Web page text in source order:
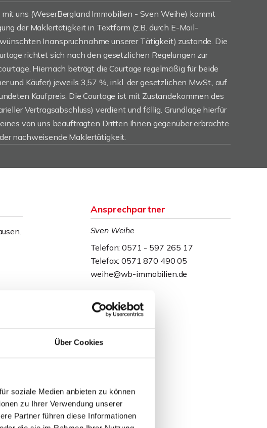
Über Cookies
soziale Medien anbieten zu können
zu Ihrer Verwendung unserer
Partner führen diese Informationen
mit uns (WeserBergland Immobilien - Sven Weihe) kommt
der Maklertätigkeit in Textform (z.B. durch E-Mail-
Inanspruchnahme unserer Tätigkeit) zustande. Die
richtet sich nach den gesetzlichen Regelungen zur
Hiernach beträgt die Courtage regelmäßig für beide
und Käufer) jeweils 3,57 %, inkl. der gesetzlichen MwSt., auf
Kaufpreis. Die Courtage ist mit Zustandekommen des
Vertragsabschluss) verdient und fällig. Grundlage hierfür
von uns beauftragten Dritten Ihnen gegenüber erbrachte
nachweisende Maklertätigkeit.
Ansprechpartner
Sven Weihe
Telefon: 0571 - 597 265 17
Telefax: 0571 870 490 05
weihe@wb-immobilien.de